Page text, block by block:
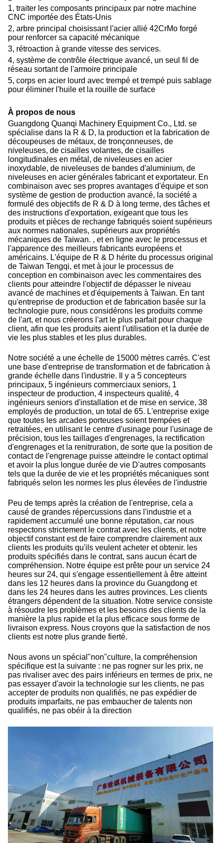
1, traiter les composants principaux par notre machine
CNC importée des États-Unis
2, arbre principal choisissant l'acier allié 42CrMo forgé
pour renforcer sa capacité mécanique
3, rétroaction à grande vitesse des services.
4, système de contrôle électrique avancé, un seul fil de
réseau sortant de l'armoire principale
5, corps en acier lourd avec trempé et trempé puis sablage
pour éliminer l'huile et la rouille de surface
À propos de nous
Guangdong Quanqi Machinery Equipment Co., Ltd. se
spécialise dans la R & D, la production et la fabrication de
découpeuses de métaux, de tronçonneuses, de
niveleuses, de cisailles volantes, de cisailles
longitudinales en métal, de niveleuses en acier
inoxydable, de niveleuses de bandes d'aluminium, de
niveleuses en acier générales fabricant et exportateur. En
combinaison avec ses propres avantages d'équipe et son
système de gestion de production avancé, la société a
formulé des objectifs de R & D à long terme, des tâches et
des instructions d'exportation, exigeant que tous les
produits et pièces de rechange fabriqués soient supérieurs
aux normes nationales, supérieurs aux propriétés
mécaniques de Taiwan. , et en ligne avec le processus et
l'apparence des meilleurs fabricants européens et
américains. L'équipe de R & D hérite du processus original
de Taiwan Tengqi, et met à jour le processus de
conception en combinaison avec les commentaires des
clients pour atteindre l'objectif de dépasser le niveau
avancé de machines et d'équipements à Taiwan. En tant
qu'entreprise de production et de fabrication basée sur la
technologie pure, nous considérons les produits comme
de l'art, et nous créerons l'art le plus parfait pour chaque
client, afin que les produits aient l'utilisation et la durée de
vie les plus stables et les plus durables.
Notre société a une échelle de 15000 mètres carrés. C'est
une base d'entreprise de transformation et de fabrication à
grande échelle dans l'industrie. Il y a 5 concepteurs
principaux, 5 ingénieurs commerciaux seniors, 1
inspecteur de production, 4 inspecteurs qualité, 4
ingénieurs seniors d'installation et de mise en service, 38
employés de production, un total de 65. L'entreprise exige
que toutes les arcades porteuses soient trempées et
retraitées, en utilisant le centre d'usinage pour l'usinage de
précision, tous les taillages d'engrenages, la rectification
d'engrenages et la renitruration, de sorte que la position de
contact de l'engrenage puisse atteindre le contact optimal
et avoir la plus longue durée de vie D'autres composants
tels que la durée de vie et les propriétés mécaniques sont
fabriqués selon les normes les plus élevées de l'industrie
Peu de temps après la création de l'entreprise, cela a
causé de grandes répercussions dans l'industrie et a
rapidement accumulé une bonne réputation, car nous
respectons strictement le contrat avec les clients, et notre
objectif constant est de faire comprendre clairement aux
clients les produits qu'ils veulent acheter et obtenir. les
produits spécifiés dans le contrat, sans aucun écart de
compréhension. Notre équipe est prête pour un service 24
heures sur 24, qui s'engage essentiellement à être atteint
dans les 12 heures dans la province du Guangdong et
dans les 24 heures dans les autres provinces. Les clients
étrangers dépendent de la situation. Notre service consiste
à résoudre les problèmes et les besoins des clients de la
manière la plus rapide et la plus efficace sous forme de
livraison express. Nous croyons que la satisfaction de nos
clients est notre plus grande fierté.
Nous avons un spécial"non"culture, la compréhension
spécifique est la suivante : ne pas rogner sur les prix, ne
pas rivaliser avec des pairs inférieurs en termes de prix, ne
pas essayer d'avoir la technologie sur les clients, ne pas
accepter de produits non qualifiés, ne pas expédier de
produits imparfaits, ne pas embaucher de talents non
qualifiés, ne pas obéir à la direction